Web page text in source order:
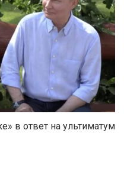
в ответ на ультиматум